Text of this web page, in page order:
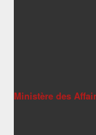
Ministère des